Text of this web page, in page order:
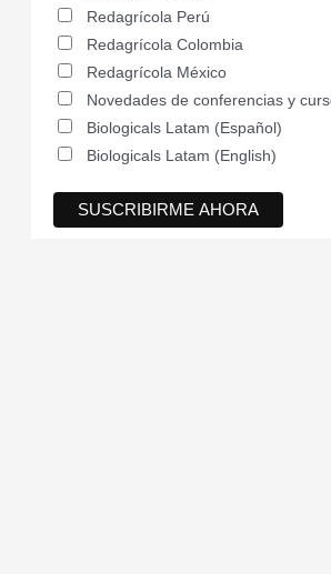
Redagrícola Perú
Redagrícola Colombia
Redagrícola México
Novedades de conferencias y
Biologicals Latam (Español)
Biologicals Latam (English)